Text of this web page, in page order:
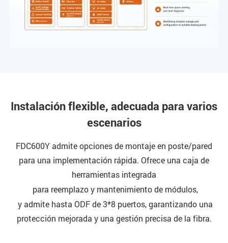
Instalación flexible, adecuada para varios
escenarios
FDC600Y admite opciones de montaje en poste/pared
para una implementación rápida. Ofrece una caja de
herramientas integrada
para reemplazo y mantenimiento de módulos,
y admite hasta ODF de 3*8 puertos, garantizando una
protección mejorada y una gestión precisa de la fibra.